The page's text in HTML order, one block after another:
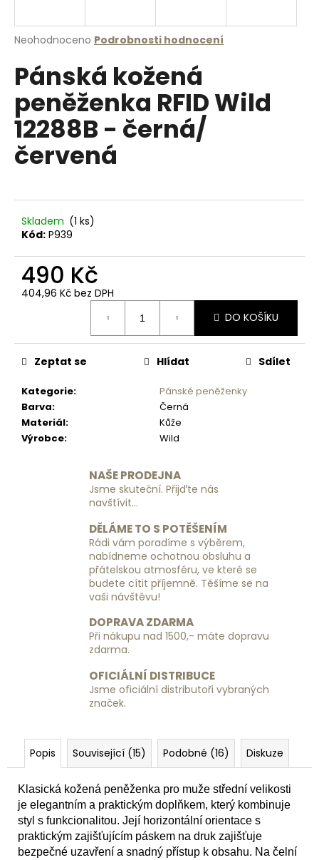
Průměrné
produktu
je
5
hvězdiček.
Neohodnoceno Podrobnosti hodnocení
Pánská kožená
peněženka RFID Wild
12288B - černá/
červená
Skladem (1 ks)
Kód: P939
490 Kč
404,96 Kč bez DPH
DO KOŠÍKU
Kategorie:
Pánské peněženky
Barva:
Černá
Materiál:
Kůže
Výrobce: Wild
Zeptat se Hlídat Sdílet
NAŠE PRODEJNA
Jsme skuteční. Přijďte nás
navštívit...
DĚLÁME TO S POTĚŠENÍM
Rádi vám poradíme s výběrem,
nabídneme ochotnou obsluhu a
přátelskou atmosféru, ve které se
budete cítit příjemně. Těšíme se na
vaši návštěvu!
DOPRAVA ZDARMA
Při nákupu nad 1500,- máte dopravu
zdarma.
OFICIÁLNÍ DISTRIBUCE
Jsme oficiální distributoři vybraných
značek.
Popis Související (15) Podobné (16) Diskuze
Klasická kožená peněženka pro muže střední velikosti
je elegantním a praktickým doplňkem, který kombinuje
styl s funkcionalitou. Její horizontální orientace s
praktickým zajišťujícím páskem na druk zajišťuje
bezpečné uzavření a snadný přístup k obsahu. Na čelní
j
t
?
D
o
p
o
e
m
e
PÁNSKÁ